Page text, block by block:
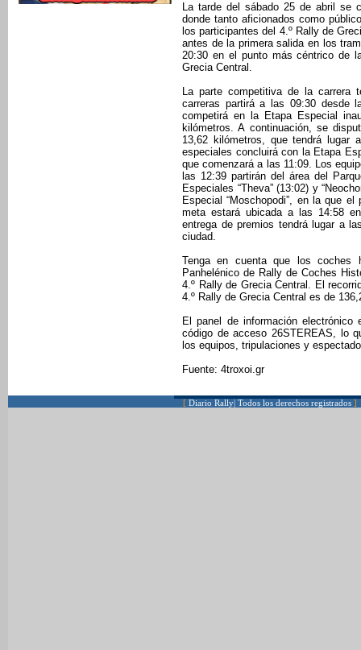
La tarde del sábado 25 de abril se
donde tanto aficionados como
los participantes del 4.º Rally de
antes de la primera salida en los
20:30 en el punto más céntrico de
Grecia Central.
La parte competitiva de la carrera
carreras partirá a las 09:30 desde
competirá en la Etapa Especial
kilómetros. A continuación, se
13,62 kilómetros, que tendrá lugar
especiales concluirá con la Etapa
que comenzará a las 11:09. Los
las 12:39 partirán del área del
Especiales “Theva” (13:02) y
Especial “Moschopodi”, en la que
meta estará ubicada a las 14:58
entrega de premios tendrá lugar a
ciudad.
Tenga en cuenta que los coches
Panhelénico de Rally de Coches
4.º Rally de Grecia Central. El
4.º Rally de Grecia Central es de
El panel de información
código de acceso 26STEREAS, lo
los equipos, tripulaciones y
Fuente: 4troxoi.gr
[ Diario Rally| Todos los derechos registrados ]